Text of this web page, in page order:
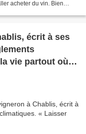
acheter du vin. Bien
écrit à ses
vie partout où